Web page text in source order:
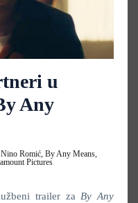
u
Any
Nino Romić, By Any Means,
Pictures
trailer za By Any